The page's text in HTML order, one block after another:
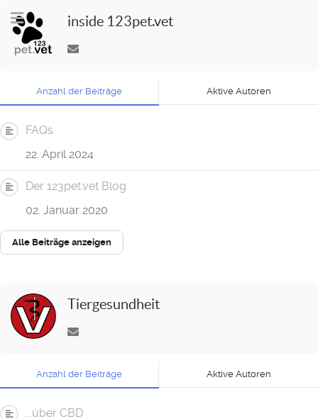
inside 123pet.vet
Anzahl der Beiträge Aktive Autoren
FAQs
22. April 2024
Der 123pet.vet Blog
02. Januar 2020
Alle Beiträge anzeigen
Tiergesundheit
Anzahl der Beiträge Aktive Autoren
...über CBD